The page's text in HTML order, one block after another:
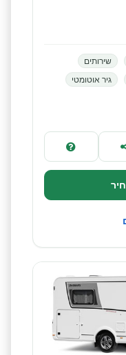
שירותים
גיר אוטומטי